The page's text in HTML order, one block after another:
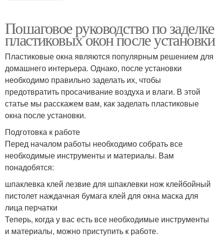
Пошаговое руководство по заделке
пластиковых окон после установки
Пластиковые окна являются популярным решением для
домашнего интерьера. Однако, после установки
необходимо правильно заделать их, чтобы
предотвратить просачивание воздуха и влаги. В этой
статье мы расскажем вам, как заделать пластиковые
окна после установки.
Подготовка к работе
Перед началом работы необходимо собрать все
необходимые инструменты и материалы. Вам
понадобятся:
шпаклевка клей лезвие для шпаклевки нож клейбойный
пистолет наждачная бумага клей для окна маска для
лица перчатки
Теперь, когда у вас есть все необходимые инструменты
и материалы, можно приступить к работе.